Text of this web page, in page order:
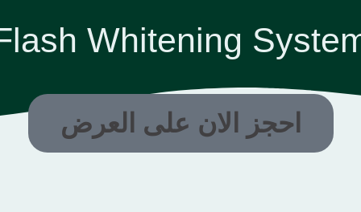
Whitening
احجز الان على العرض